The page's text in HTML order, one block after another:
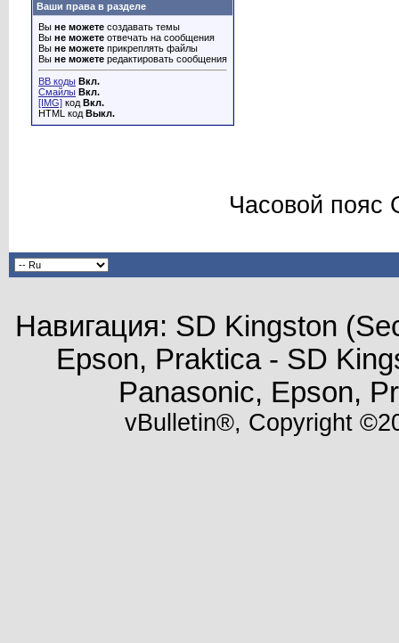
Ваши права в разделе
Вы не можете создавать темы
Вы не можете отвечать на сообщения
Вы не можете прикреплять файлы
Вы не можете редактировать сообщения
BB коды Вкл.
Смайлы Вкл.
[IMG] код Вкл.
HTML код Выкл.
Часовой пояс
Навигация: SD Kingston
Epson, Praktica - SD
Panasonic, Epson,
vBulletin®, Copyright